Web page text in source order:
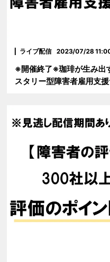
ライブ配信 2023/07/28
※開催終了※珈琲が生み出
スタリー型障害者雇用支